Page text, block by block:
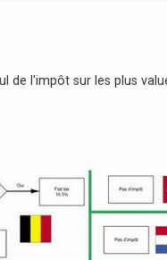
de l'impôt sur les plus